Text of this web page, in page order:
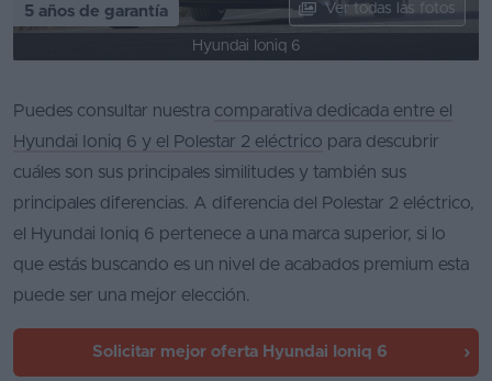
5 años de garantía Ver todas las fotos
Hyundai Ioniq 6
Puedes consultar nuestra comparativa dedicada entre el
Hyundai Ioniq 6 y el Polestar 2 eléctrico para descubrir
cuáles son sus principales similitudes y también sus
principales diferencias. A diferencia del Polestar 2 eléctrico,
el Hyundai Ioniq 6 pertenece a una marca superior, si lo
que estás buscando es un nivel de acabados premium esta
puede ser una mejor elección.
Solicitar mejor oferta Hyundai Ioniq 6